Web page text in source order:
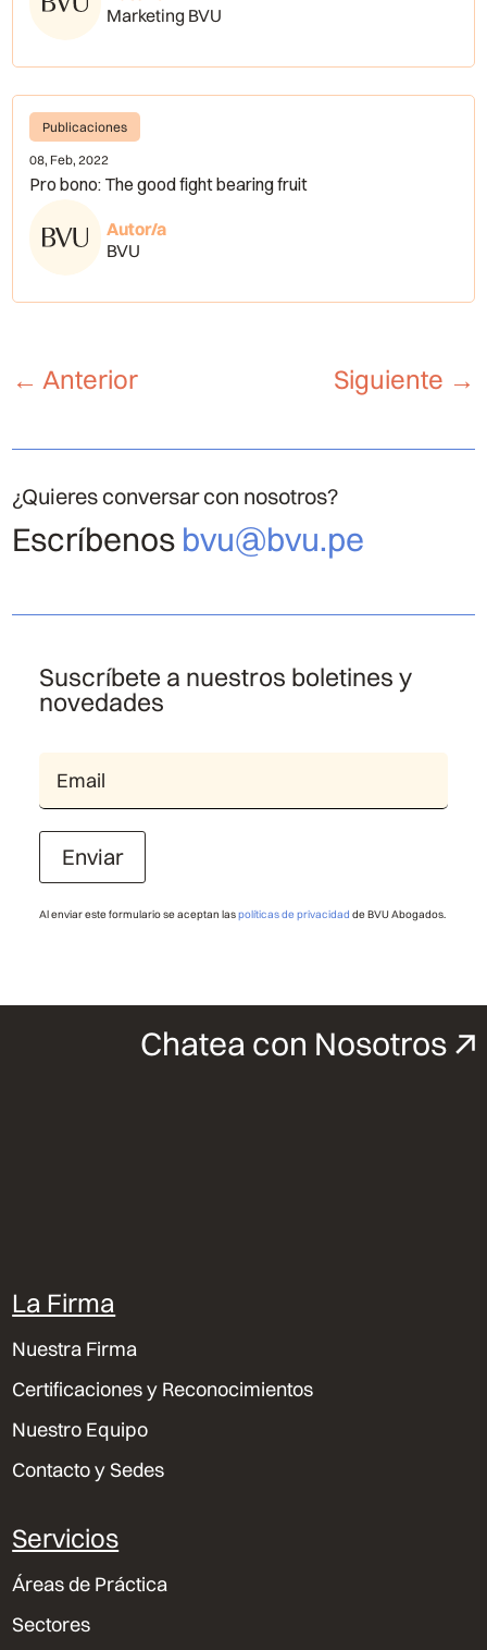
Marketing BVU
Publicaciones
08, Feb, 2022
Pro bono: The good fight bearing fruit
Autor/a
BVU
← Anterior Siguiente →
¿Quieres conversar con nosotros?
Escríbenos bvu@bvu.pe
Suscríbete a nuestros boletines y
novedades
Enviar
Al enviar este formulario se aceptan laspolíticas de privacidad de BVU Abogados.
Chatea con Nosotros
La Firma
Nuestra Firma
Certificaciones y Reconocimientos
Nuestro Equipo
Contacto y Sedes
Servicios
Áreas de Práctica
Sectores